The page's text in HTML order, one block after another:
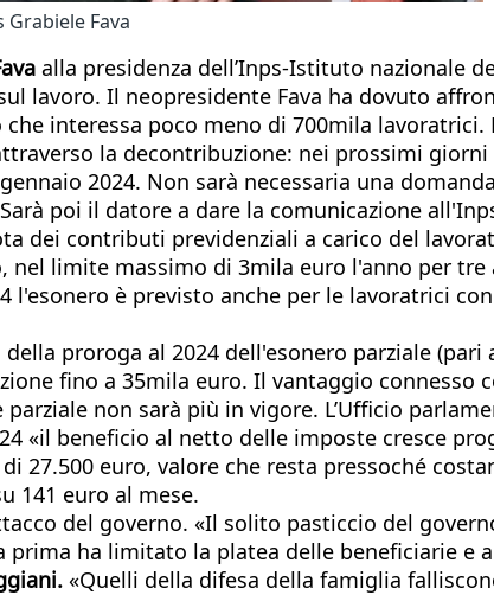
Fava
alla presidenza dell’Inps-Istituto nazionale
lavoro. Il neopresidente Fava ha dovuto
interessa poco meno di 700mila
la decontribuzione: nei prossimi
2024. Non sarà necessaria una
poi il datore a dare la comunicazione
dei contributi previdenziali a carico del
nel limite massimo di 3mila euro l'anno per
l'esonero è previsto anche per le lavoratrici
proroga al 2024 dell'esonero parziale
fino a 35mila euro. Il vantaggio
non sarà più in vigore. L’Ufficio
«il beneficio al netto delle imposte cresce
euro, valore che resta pressoché
141 euro al mese.
del governo. «Il solito pasticcio del
prima ha limitato la platea delle beneficiarie e
«Quelli della difesa della famiglia